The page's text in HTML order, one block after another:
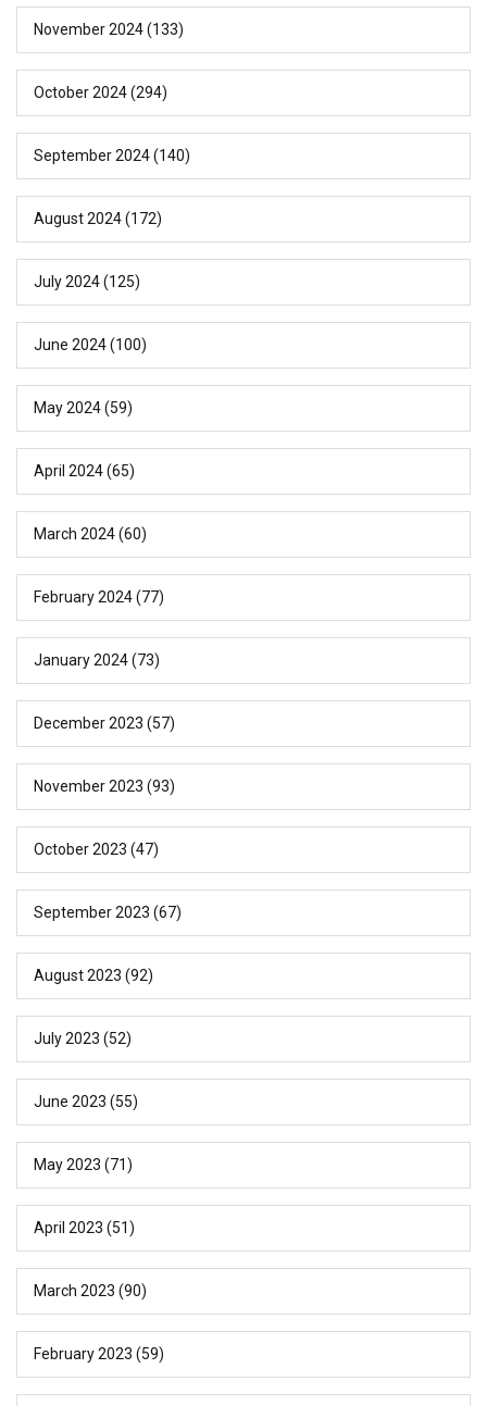
November 2024(133)
October 2024(294)
September 2024(140)
August 2024(172)
July 2024(125)
June 2024(100)
May 2024(59)
April 2024(65)
March 2024(60)
February 2024(77)
January 2024(73)
December 2023 (57)
November 2023 (93)
October 2023 (47)
September 2023 (67)
August 2023 (92)
July 2023 (52)
June 2023 (55)
May 2023 (71)
April 2023 (51)
March 2023 (90)
February 2023 (59)